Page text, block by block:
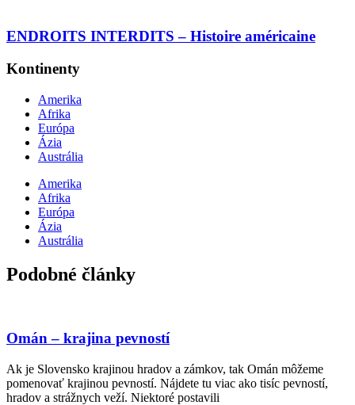
ENDROITS INTERDITS – Histoire américaine
Kontinenty
Amerika
Afrika
Európa
Ázia
Austrália
Amerika
Afrika
Európa
Ázia
Austrália
Podobné články
Omán – krajina pevností
Ak je Slovensko krajinou hradov a zámkov, tak Omán môžeme
pomenovať krajinou pevností. Nájdete tu viac ako tisíc pevností,
hradov a strážnych veží. Niektoré postavili